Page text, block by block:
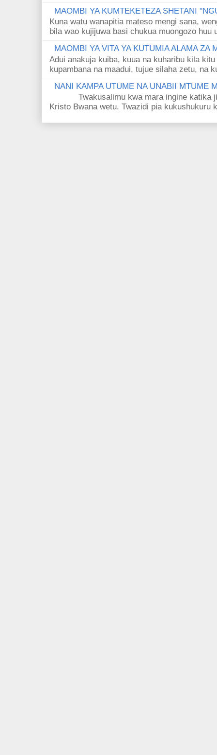
MAOMBI YA KUMTEKETEZA SHETANI
Kuna watu wanapitia mateso mengi sana,
bila wao kujijuwa basi chukua muongozo huu
MAOMBI YA VITA YA KUTUMIA ALAMA ZA
Adui anakuja kuiba, kuua na kuharibu kila
kupambana na maadui, tujue silaha zetu, na
NANI KAMPA UTUME NA UNABII MTUME
Twakusalimu kwa mara ingine katika
Kristo Bwana wetu. Twazidi pia kukushukuru